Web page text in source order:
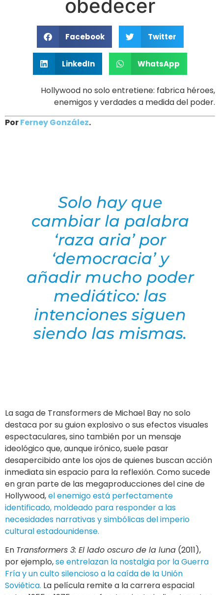
obedecer
Facebook Twitter
LinkedIn WhatsApp
Hollywood no solo entretiene: fabrica héroes,
enemigos y verdades a medida del poder.
PorFerney González.
Solo hay que
cambiar la palabra
‘raza aria’ por
‘democracia’ y
añadir mucho poder
mediático: las
intenciones siguen
siendo las mismas.
La saga de Transformers de Michael Bay no solo
destaca por su guion explosivo o sus efectos visuales
espectaculares, sino también por un mensaje
ideológico que, aunque irónico, suele pasar
desapercibido ante los ojos de quienes buscan acción
inmediata sin espacio para la reflexión. Como sucede
en gran parte de las megaproducciones del cine de
Hollywood,el enemigo está perfectamente
identificado, moldeado para responder a las
necesidades narrativas y simbólicas del imperio
cultural estadounidense.
En Transformers 3: El lado oscuro de la luna (2011),
por ejemplo,se entrelazan la nostalgia por la Guerra
Fría y un culto silencioso a la caída de la Unión
Soviética. La película remite a la carrera espacial